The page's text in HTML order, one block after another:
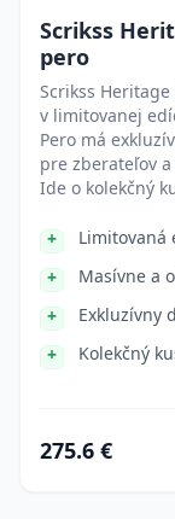
Scrikss
pero
Scrikss
v limitovanej
Pero má
pre zberateľov
Ide o kolekčný
Limitovaná
Masívne a
Exkluzívny
Kolekčný
275.6 €